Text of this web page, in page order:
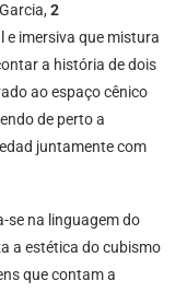
2
e imersiva que mistura
a história de dois
ao espaço cênico
de perto a
juntamente com
se na linguagem do
a estética do cubismo
que contam a